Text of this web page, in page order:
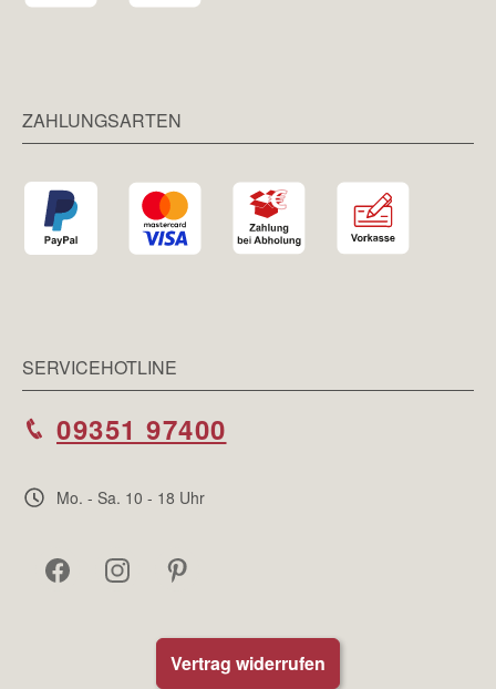
ZAHLUNGSARTEN
SERVICEHOTLINE
09351 97400
Mo. - Sa. 10 - 18 Uhr
Vertrag widerrufen